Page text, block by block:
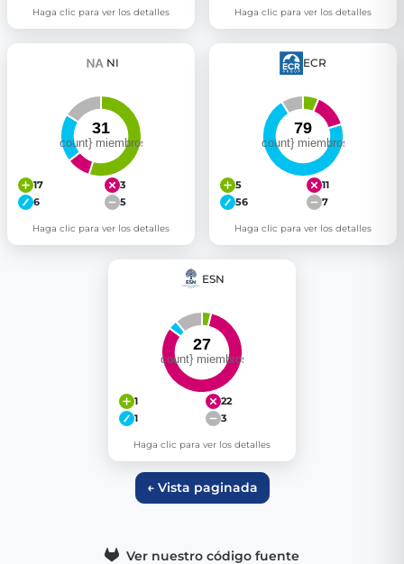
Haga clic para ver los detalles Haga clic para ver los detalles
NI
17
3
6
5
Haga clic para ver los detalles
ECR
5
11
56
7
Haga clic para ver los detalles
ESN
1
22
1
3
Haga clic para ver los detalles
← Vista paginada
Ver nuestro código fuente